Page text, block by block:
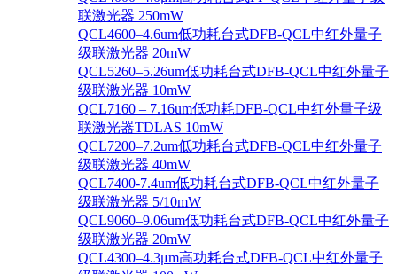
联激光器 250mW
QCL4600–4.6um低功耗台式DFB-QCL中红外量子
级联激光器 20mW
QCL5260–5.26um低功耗台式DFB-QCL中红外量子
级联激光器 10mW
QCL7160 – 7.16um低功耗DFB-QCL中红外量子级
联激光器TDLAS 10mW
QCL7200–7.2um低功耗台式DFB-QCL中红外量子
级联激光器 40mW
QCL7400-7.4um低功耗台式DFB-QCL中红外量子
级联激光器 5/10mW
QCL9060–9.06um低功耗台式DFB-QCL中红外量子
级联激光器 20mW
QCL4300–4.3μm高功耗台式DFB-QCL中红外量子